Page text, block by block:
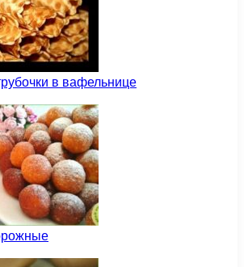
в вафельнице